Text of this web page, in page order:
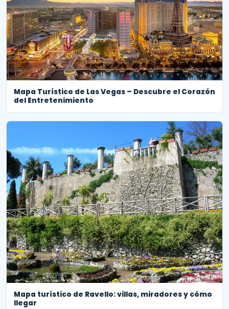
Mapa Turístico de Las Vegas – Descubre el Corazón
del Entretenimiento
Mapa turístico de Ravello: villas, miradores y cómo
llegar